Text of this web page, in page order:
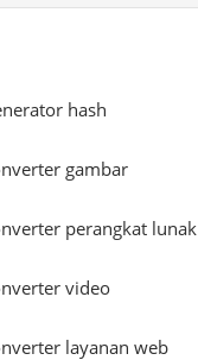
hash
gambar
perangkat lunak
video
layanan web